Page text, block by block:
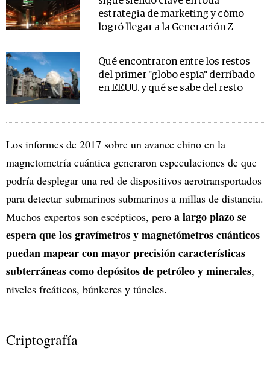
estrategia de marketing y cómo
logró llegar a la Generación Z
Qué encontraron entre los restos
del primer "globo espía" derribado
en EE.UU. y qué se sabe del resto
Los informes de 2017 sobre un avance chino en la
magnetometría cuántica generaron especulaciones de que
podría desplegar una red de dispositivos aerotransportados
para detectar submarinos submarinos a millas de distancia.
Muchos expertos son escépticos, pero a largo plazo se
espera que los gravímetros y magnetómetros cuánticos
puedan mapear con mayor precisión características
subterráneas como depósitos de petróleo y minerales,
niveles freáticos, búnkeres y túneles.
Criptografía